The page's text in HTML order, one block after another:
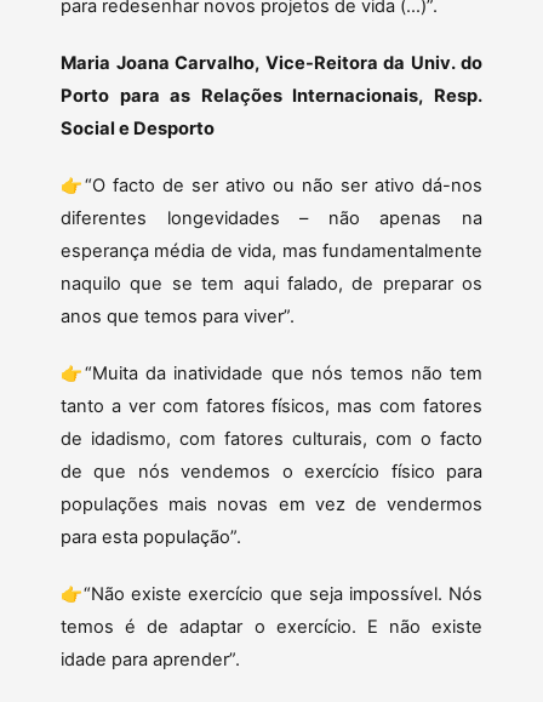
para redesenhar novos projetos de vida (…)”.
Maria Joana Carvalho, Vice-Reitora da Univ. do
Porto para as Relações Internacionais, Resp.
Social e Desporto
👉“O facto de ser ativo ou não ser ativo dá-nos
diferentes longevidades – não apenas na
esperança média de vida, mas fundamentalmente
naquilo que se tem aqui falado, de preparar os
anos que temos para viver”.
👉“Muita da inatividade que nós temos não tem
tanto a ver com fatores físicos, mas com fatores
de idadismo, com fatores culturais, com o facto
de que nós vendemos o exercício físico para
populações mais novas em vez de vendermos
para esta população”.
👉“Não existe exercício que seja impossível. Nós
temos é de adaptar o exercício. E não existe
idade para aprender”.